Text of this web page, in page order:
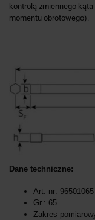
kontrolą zmiennego
momentu obrotowego).
Dane techniczne:
Art. nr: 96501065
Gr.: 65
Zakres